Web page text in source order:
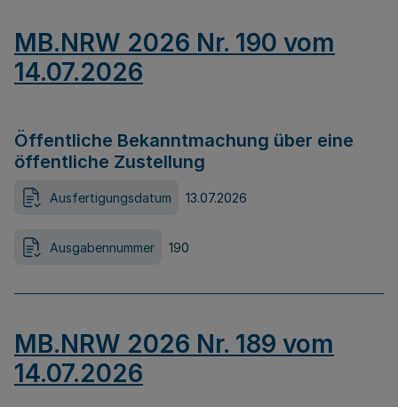
MB.NRW 2026 Nr. 190 vom
14.07.2026
Öffentliche Bekanntmachung über eine
öffentliche Zustellung
Ausfertigungsdatum 13.07.2026
Ausgabennummer 190
MB.NRW 2026 Nr. 189 vom
14.07.2026